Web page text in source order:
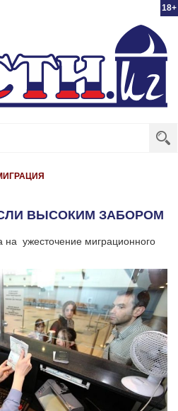
18+
ВЫСОКИМ ЗАБОРОМ
на ужесточение миграционного